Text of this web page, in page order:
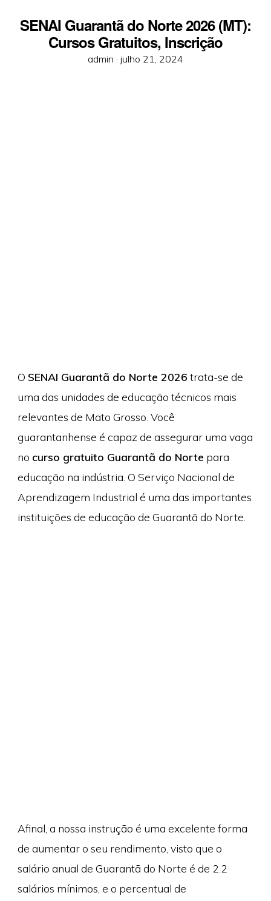
SENAI Guarantã do Norte 2026 (MT):
Cursos Gratuitos, Inscrição
admin · Posted
julho 21, 2024
O SENAI Guarantã do Norte 2026 trata-se de
uma das unidades de educação técnicos mais
relevantes de Mato Grosso. Você
guarantanhense é capaz de assegurar uma vaga
no curso gratuito Guarantã do Norte para
educação na indústria. O Serviço Nacional de
Aprendizagem Industrial é uma das importantes
instituições de educação de Guarantã do Norte.
Afinal, a nossa instrução é uma excelente forma
de aumentar o seu rendimento, visto que o
salário anual de Guarantã do Norte é de 2.2
salários mínimos, e o percentual de